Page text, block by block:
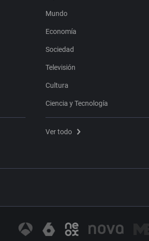
Mundo
Economía
Sociedad
Televisión
Cultura
Ciencia y Tecnología
Ver todo